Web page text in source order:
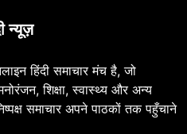
न्यूज़
हिंदी समाचार मंच है, जो
शिक्षा, स्वास्थ्य और अन्य
समाचार अपने पाठकों तक पहुँचाने